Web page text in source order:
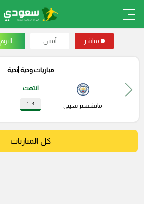
مباشر أمس اليوم
مباريات ودية أندية
مانشستر سيتي
انتهت
3 : 1
كل المباريات